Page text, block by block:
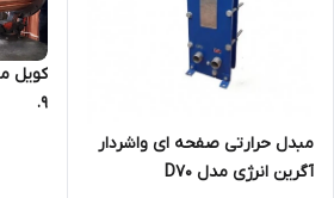
مبدل حرارتی صفحه ای واشردار
آگرین انرژی مدل D70
9.